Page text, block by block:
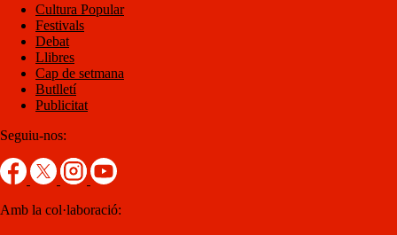
Cultura Popular
Festivals
Debat
Llibres
Cap de setmana
Butlletí
Publicitat
Seguiu-nos:
Amb la col·laboració: